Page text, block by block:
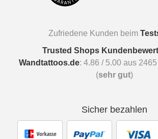
Zufriedene Kunden beim
Trusted Shops
Wandtattoos.de: 4.86 / 5.00 aus 2465
(sehr gut)
Sicher bezahlen